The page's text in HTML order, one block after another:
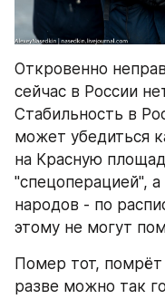
Откровенно
сейчас в России
Стабильность в
может убедиться
на Красную
"спецоперацией",
народов - по
этому не могут
Помер тот,
разве можно так